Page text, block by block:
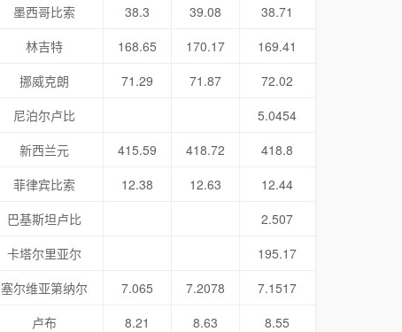
墨西哥比索
38.3 39.08
38.71
林吉特
168.65 170.17
169.41
挪威克朗
71.29 71.87
72.02
尼泊尔卢比
5.0454
新西兰元
415.59 418.72
418.8
菲律宾比索
12.38 12.63
12.44
巴基斯坦卢比
2.507
卡塔尔里亚尔
195.17
塞尔维亚第纳尔
7.065 7.2078
7.1517
卢布
8.21 8.63
8.55